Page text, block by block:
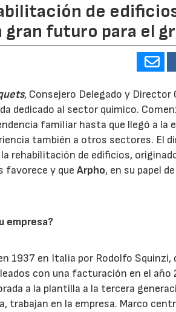
de
futuro para el
, Consejero Delegado y Director
dedicado al sector químico.
familiar hasta que llegó a la
también a otros sectores. El
la rehabilitación de edificios,
favorece y queArpho, en su papel
empresa?
1937 en Italia por Rodolfo Squinzi,
con una facturación en el año
a la plantilla a la tercera
trabajan en la empresa. Marco